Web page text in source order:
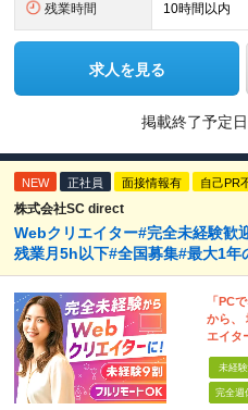
残業時間 10時間以内
求人を見る
掲載終了予定日
NEW 正社員 面接情報有 自己PR
株式会社SC direct
Webクリエイター#完全未経験歓
残業月5h以下#全国募集#最大1年
「PC
から、
エイタ
未経
完全週